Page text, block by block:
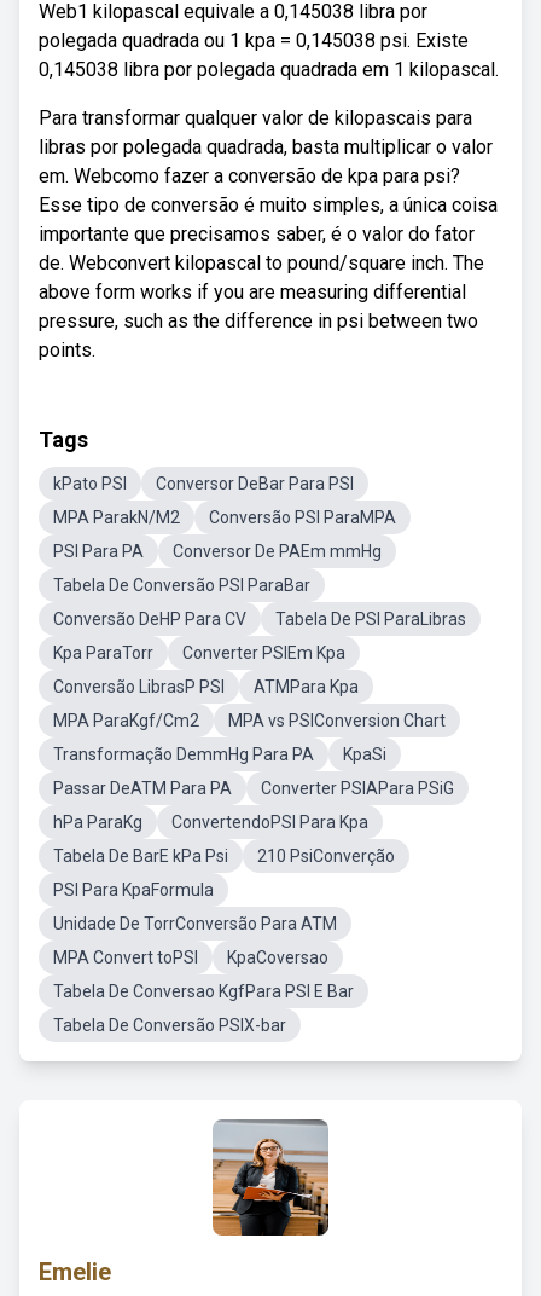
Web1 kilopascal equivale a 0,145038 libra por
polegada quadrada ou 1 kpa = 0,145038 psi. Existe
0,145038 libra por polegada quadrada em 1 kilopascal.
Para transformar qualquer valor de kilopascais para
libras por polegada quadrada, basta multiplicar o valor
em. Webcomo fazer a conversão de kpa para psi?
Esse tipo de conversão é muito simples, a única coisa
importante que precisamos saber, é o valor do fator
de. Webconvert kilopascal to pound/square inch. The
above form works if you are measuring differential
pressure, such as the difference in psi between two
points.
Tags
kPato PSI
Conversor DeBar Para PSI
MPA ParakN/M2
Conversão PSI ParaMPA
PSI Para PA
Conversor De PAEm mmHg
Tabela De Conversão PSI ParaBar
Conversão DeHP Para CV
Tabela De PSI ParaLibras
Kpa ParaTorr
Converter PSIEm Kpa
Conversão LibrasP PSI
ATMPara Kpa
MPA ParaKgf/Cm2
MPA vs PSIConversion Chart
Transformação DemmHg Para PA
KpaSi
Passar DeATM Para PA
Converter PSIAPara PSiG
hPa ParaKg
ConvertendoPSI Para Kpa
Tabela De BarE kPa Psi
210 PsiConverção
PSI Para KpaFormula
Unidade De TorrConversão Para ATM
MPA Convert toPSI
KpaCoversao
Tabela De Conversao KgfPara PSI E Bar
Tabela De Conversão PSIX-bar
Emelie